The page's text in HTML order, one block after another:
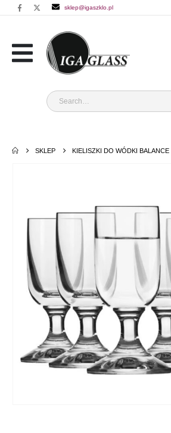
sklep@igaszklo.pl
SKLEP KIELISZKI DO WÓDKI BALANCE